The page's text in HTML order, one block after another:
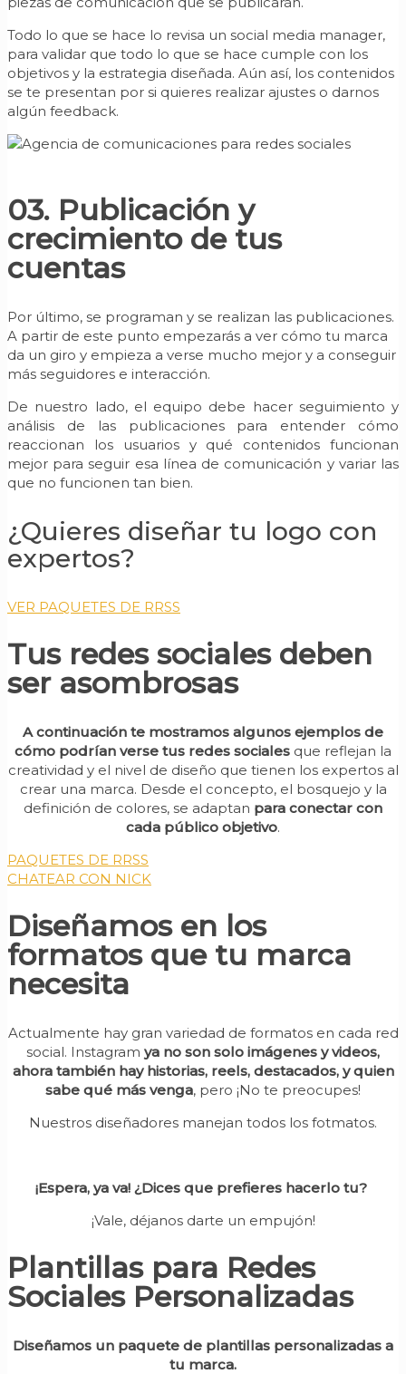
Todo lo que se hace lo revisa un social media manager,
para validar que todo lo que se hace cumple con los
objetivos y la estrategia diseñada. Aún así, los contenidos
se te presentan por si quieres realizar ajustes o darnos
algún feedback.
03. Publicación y
crecimiento de tus
cuentas
Por último, se programan y se realizan las publicaciones.
A partir de este punto empezarás a ver cómo tu marca
da un giro y empieza a verse mucho mejor y a conseguir
más seguidores e interacción.
De nuestro lado, el equipo debe hacer seguimiento y
análisis de las publicaciones para entender cómo
reaccionan los usuarios y qué contenidos funcionan
mejor para seguir esa línea de comunicación y variar las
que no funcionen tan bien.
¿Quieres diseñar tu logo con
expertos?
VER PAQUETES DE RRSS
Tus redes sociales deben
ser asombrosas
A continuación te mostramos algunos ejemplos de
cómo podrían verse tus redes sociales que reflejan la
creatividad y el nivel de diseño que tienen los expertos al
crear una marca. Desde el concepto, el bosquejo y la
definición de colores, se adaptan para conectar con
cada público objetivo.
PAQUETES DE RRSS
CHATEAR CON NICK
Diseñamos en los
formatos que tu marca
necesita
Actualmente hay gran variedad de formatos en cada red
social. Instagram ya no son solo imágenes y videos,
ahora también hay historias, reels, destacados, y quien
sabe qué más venga, pero ¡No te preocupes!
Nuestros diseñadores manejan todos los fotmatos.
¡Espera, ya va! ¿Dices que prefieres hacerlo tu?
¡Vale, déjanos darte un empujón!
Plantillas para Redes
Sociales Personalizadas
Diseñamos un paquete de plantillas personalizadas a
tu marca.